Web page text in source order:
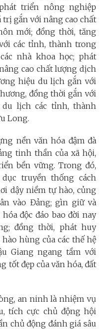
triển nông nghiệp
gắn với nâng cao chất
mới; đồng thời, tăng
các tỉnh, thành trong
nhà khoa học; phát
cao chất lượng dịch
hiệu du lịch gắn với
đồng thời gắn với
lịch các tỉnh, thành
Long.
nền văn hóa đậm đà
tinh thần của xã hội,
bền vững. Trong đó,
truyền thống cách
dậy niềm tự hào, củng
vào Đảng; gìn giữ và
độc đáo bao đời nay
đồng thời, phát huy
hùng của các thế hệ
Giang ngang tầm với
tốt đẹp của văn hóa, đất
an ninh là nhiệm vụ
tích cực chủ động hội
chủ động đánh giá sâu